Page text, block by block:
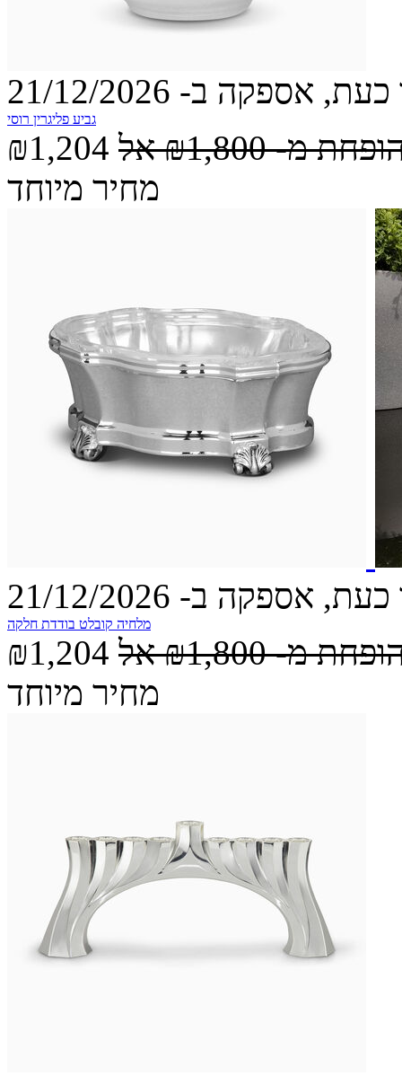
אספקה ב- 21/12/2026
גביע פליגרין רוסי
₪1,204 מ-₪1,800 אל
מחיר מיוחד
אספקה ב- 21/12/2026
מלחיה קובלט בודדת חלקה
₪1,204 מ-₪1,800 אל
מחיר מיוחד